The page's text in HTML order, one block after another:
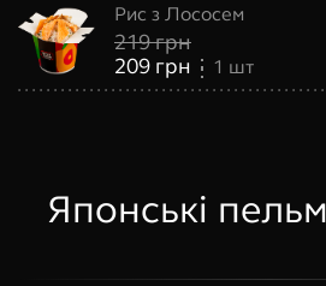
Рис з Лососем
219грн
209 грн 1 шт
Японські